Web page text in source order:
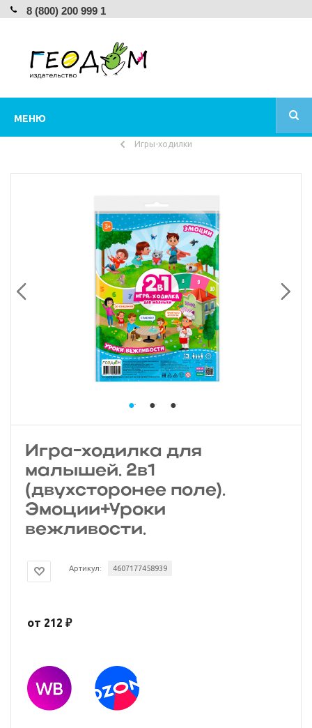
8 (800) 200 999 1
МЕНЮ
Игры-ходилки
Игра-ходилка для
малышей. 2в1
(двухсторонее поле).
Эмоции+Уроки
вежливости.
Артикул: 4607177458939
от 212 ₽